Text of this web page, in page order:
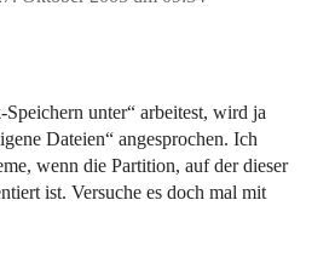
unter“ arbeitest, wird ja
Dateien“ angesprochen. Ich
wenn die Partition, auf der dieser
ist. Versuche es doch mal mit